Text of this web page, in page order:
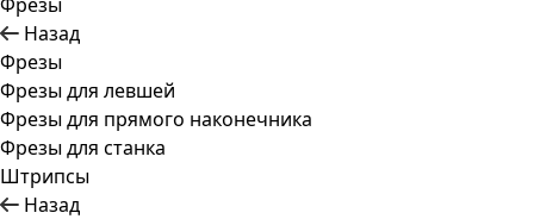
Назад
Фрезы
Фрезы для левшей
Фрезы для прямого наконечника
Фрезы для станка
Штрипсы
Назад